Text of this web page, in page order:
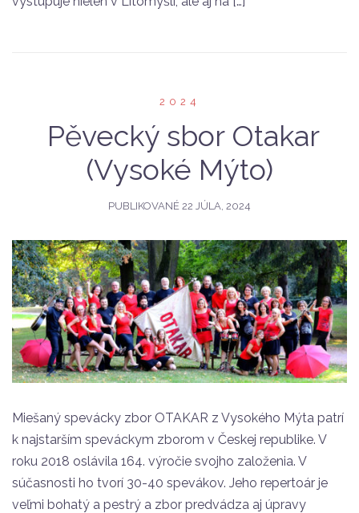
2024
Pěvecký sbor Otakar
(Vysoké Mýto)
PUBLIKOVANÉ 22 JÚLA, 2024
Miešaný spevácky zbor OTAKAR z Vysokého Mýta patrí
k najstarším speváckym zborom v Českej republike. V
roku 2018 oslávila 164. výročie svojho založenia. V
súčasnosti ho tvorí 30-40 spevákov. Jeho repertoár je
veľmi bohatý a pestrý a zbor predvádza aj úpravy